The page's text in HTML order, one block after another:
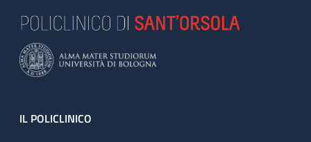
Footer
IL POLICLINICO